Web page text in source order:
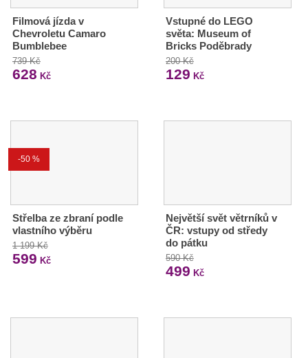
Filmová jízda v
Chevroletu Camaro
Bumblebee
739 Kč
628 Kč
Vstupné do LEGO
světa: Museum of
Bricks Poděbrady
200 Kč
129 Kč
-50 %
Střelba ze zbraní podle
vlastního výběru
1 199 Kč
599 Kč
Největší svět větrníků v
ČR: vstupy od středy
do pátku
590 Kč
499 Kč